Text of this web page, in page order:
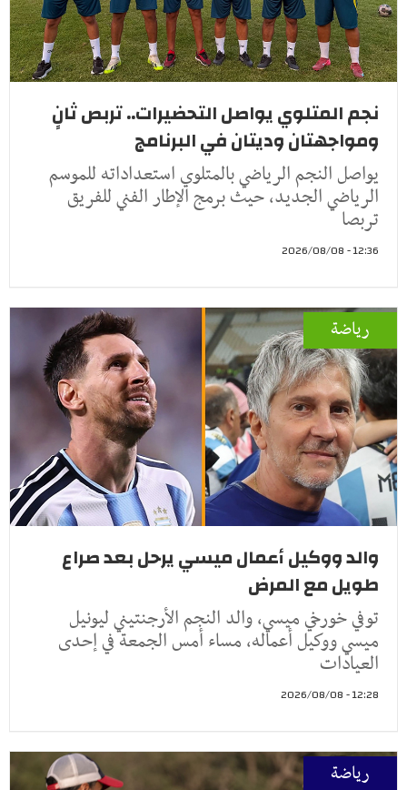
نجم المتلوي يواصل التحضيرات.. تربص ثانٍ
ومواجهتان وديتان في البرنامج
يواصل النجم الرياضي بالمتلوي استعداداته للموسم
الرياضي الجديد، حيث برمج الإطار الفني للفريق
تربصا
12:36 - 2026/08/08
رياضة
والد ووكيل أعمال ميسي يرحل بعد صراع
طويل مع المرض
توفي خورخي ميسي، والد النجم الأرجنتيني ليونيل
ميسي ووكيل أعماله، مساء أمس الجمعة في إحدى
العيادات
12:28 - 2026/08/08
رياضة